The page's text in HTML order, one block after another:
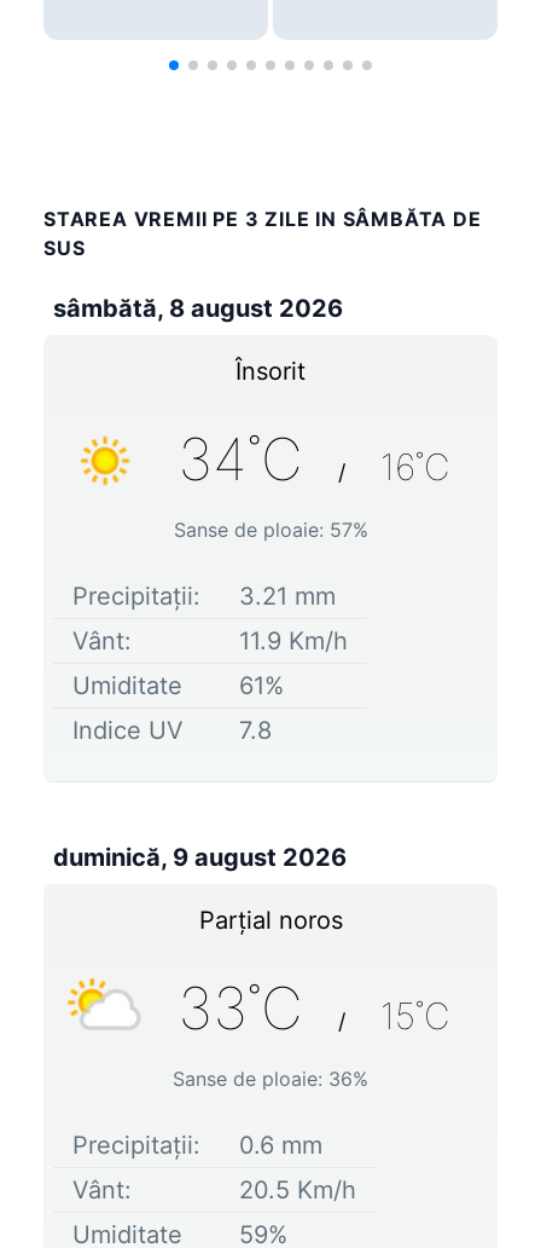
STAREA VREMII PE 3 ZILE IN SÂMBĂTA DE
SUS
sâmbătă, 8 august 2026
Însorit
34˚C / 16˚C
Sanse de ploaie: 57%
Precipitații: 3.21 mm
Vânt:
11.9 Km/h
Umiditate
61%
Indice UV
7.8
duminică, 9 august 2026
Parțial noros
33˚C / 15˚C
Sanse de ploaie: 36%
Precipitații: 0.6 mm
Vânt:
20.5 Km/h
Umiditate
59%